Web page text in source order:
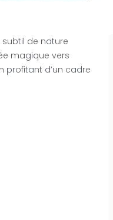
de nature
magique vers
profitant d’un cadre